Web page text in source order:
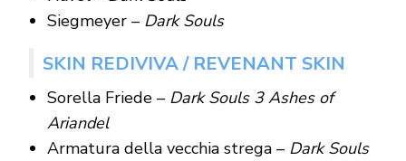
Siegmeyer – Dark Souls
SKIN REDIVIVA / REVENANT SKIN
Sorella Friede – Dark Souls 3 Ashes of
Ariandel
Armatura della vecchia strega – Dark Souls